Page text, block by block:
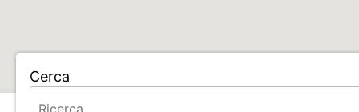
Cerca
Home ALLEVAMENTO TOFANA